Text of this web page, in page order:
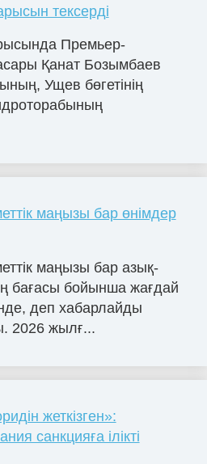
тексерді
Премьер-
Қанат Бозымбаев
Ущев бөгетінің
маңызы бар өнімдер
маңызы бар азық-
бағасы бойынша жағдай
деп хабарлайды
2026 жылғ...
жеткізген»:
санкцияға ілікті